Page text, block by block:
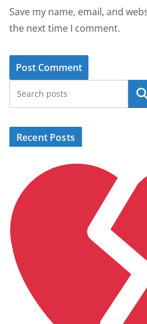
Save my name, email, and
the next time I comment.
Recent Posts